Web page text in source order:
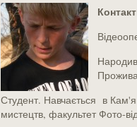
Студент. Навчається в
мистецтв, факультет Фото-